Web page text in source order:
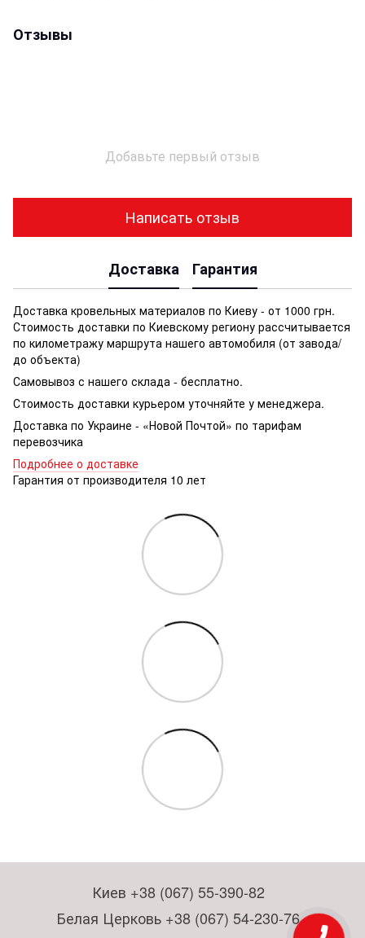
Отзывы
Добавьте первый отзыв
Написать отзыв
Доставка Гарантия
Доставка кровельных материалов по Киеву - от 1000 грн.
Стоимость доставки по Киевскому региону рассчитывается
по километражу маршрута нашего автомобиля (от завода/
до объекта)
Самовывоз с нашего склада - бесплатно.
Стоимость доставки курьером уточняйте у менеджера.
Доставка по Украине - «Новой Почтой» по тарифам
перевозчика
Подробнее о доставке
Гарантия от производителя 10 лет
Киев +38 (067) 55-390-82
Белая Церковь +38 (067) 54-230-76